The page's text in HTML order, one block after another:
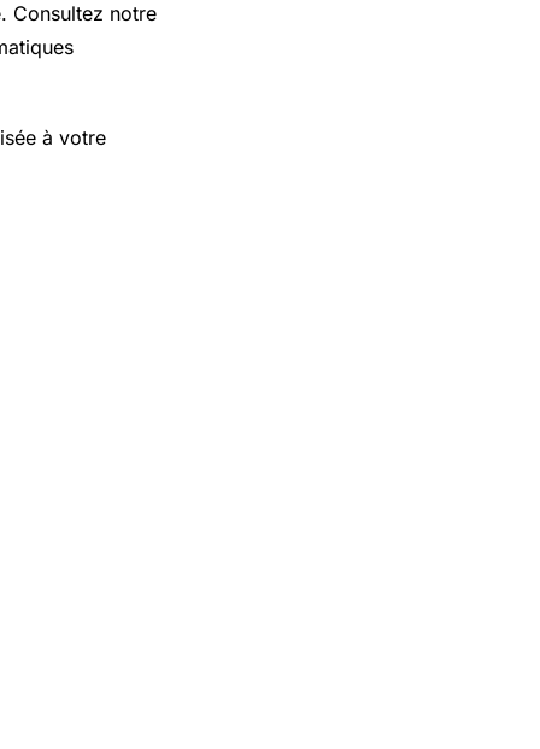
Consultez notre
à votre